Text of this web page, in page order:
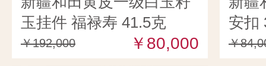
玉挂件 福禄寿 41.5克
￥192,000 ￥80,000
安扣
￥